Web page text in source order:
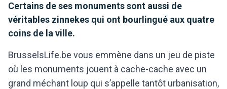
Certains de ses monuments sont aussi de
véritables zinnekes qui ont bourlingué aux quatre
coins de la ville.
BrusselsLife.be vous emmène dans un jeu de piste
où les monuments jouent à cache-cache avec un
grand méchant loup qui s’appelle tantôt urbanisation,